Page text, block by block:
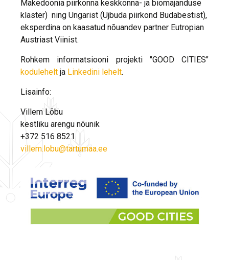
Makedoonia piirkonna keskkonna- ja biomajanduse
klaster) ning Ungarist (Ujbuda piirkond Budabestist),
eksperdina on kaasatud nõuandev partner Eutropian
Austriast Viinist.
Rohkem informatsiooni projekti "GOOD CITIES"
kodulehelt ja Linkedini lehelt.
Lisainfo:
Villem Lõbu
kestliku arengu nõunik
+372 516 8521
villem.lobu@tartumaa.ee